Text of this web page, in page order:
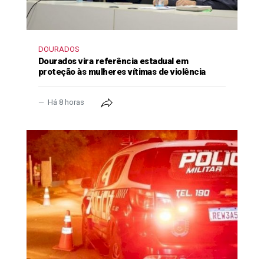
DOURADOS
Dourados vira referência estadual em
proteção às mulheres vítimas de violência
Há 8 horas